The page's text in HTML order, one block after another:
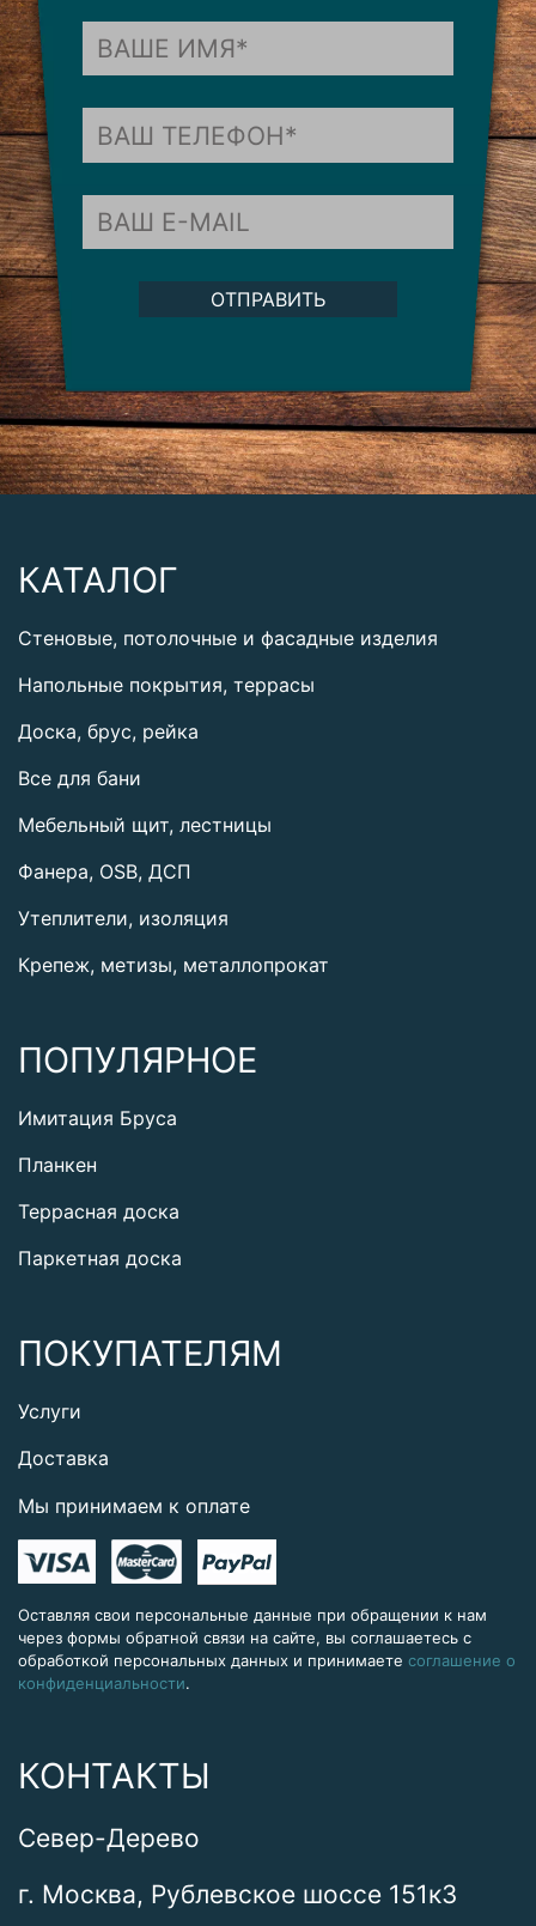
ОТПРАВИТЬ
КАТАЛОГ
Стеновые, потолочные и фасадные изделия
Напольные покрытия, террасы
Доска, брус, рейка
Все для бани
Мебельный щит, лестницы
Фанера, OSB, ДСП
Утеплители, изоляция
Крепеж, метизы, металлопрокат
ПОПУЛЯРНОЕ
Имитация Бруса
Планкен
Террасная доска
Паркетная доска
ПОКУПАТЕЛЯМ
Услуги
Доставка
Мы принимаем к оплате
Оставляя свои персональные данные при обращении к нам
через формы обратной связи на сайте, вы соглашаетесь с
обработкой персональных данных и принимаете соглашение о
конфиденциальности.
КОНТАКТЫ
Север-Дерево
г. Москва, Рублевское шоссе 151к3